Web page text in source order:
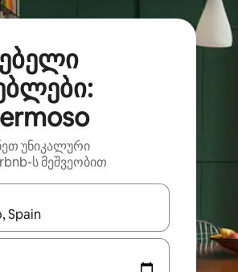
უნიკალური
ს მეშვეობით
გახდება, ნავიგაციისთვის